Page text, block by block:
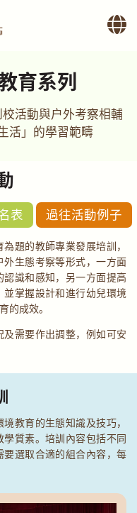
育系列
活動與戶外考察相輔
活」的學習範疇
表 過往活動例子
題的教師專業發展培訓，
生態考察等形式，一方面
識和感知，另一方面提高
掌握設計和進行幼兒環境
的成效。
需要作出調整，例如可安
教育的生態知識及技巧，
質素。培訓內容包括不同
選取合適的組合內容，每